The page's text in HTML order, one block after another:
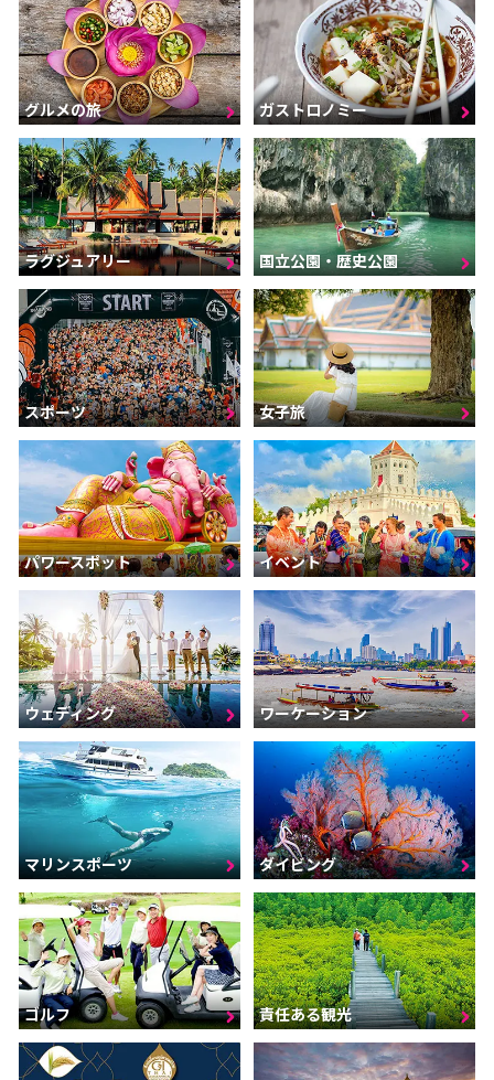
グルメの旅 ガストロノミー
ラグジュアリー 国立公園・歴史公園
スポーツ 女子旅
パワースポット イベント
ウェディング ワーケーション
マリンスポーツ ダイビング
ゴルフ 責任ある観光